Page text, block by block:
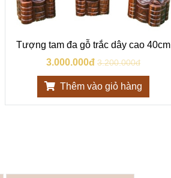
Tượng tam đa gỗ trắc dây cao 40cm
3.000.000đ 3.200.000đ
Thêm vào giỏ hàng